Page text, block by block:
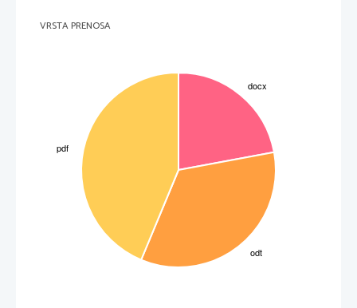
povečajo   antibakterijske   lastnosti,   vodoodbojnost,   odpornost   na   umazanijo,
antistatičnost... Prevlečenje površine z nanodelci v obutvenih tekstilijah prinaša
VRSTA PRENOSA